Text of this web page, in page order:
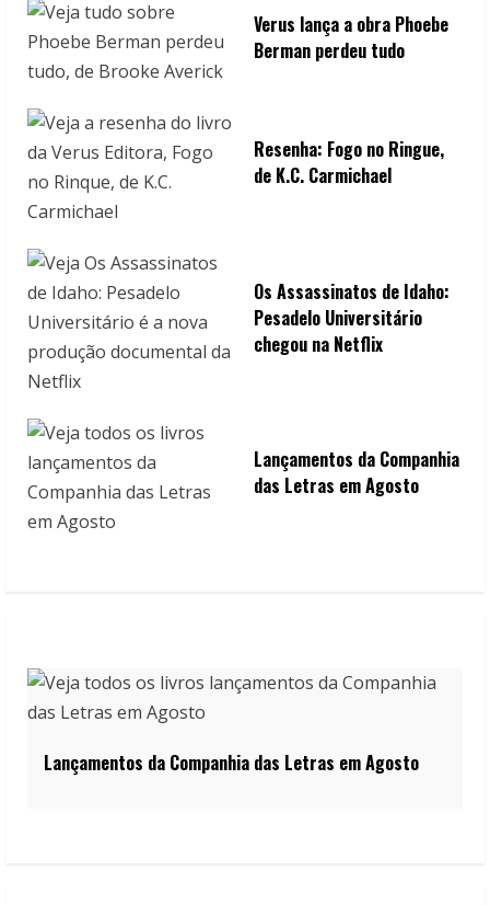
Verus lança a obra Phoebe
Berman perdeu tudo
Resenha: Fogo no Ringue,
de K.C. Carmichael
Os Assassinatos de Idaho:
Pesadelo Universitário
chegou na Netflix
Lançamentos da Companhia
das Letras em Agosto
Lançamentos da Companhia das Letras em Agosto